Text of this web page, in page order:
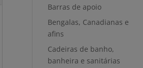
Barras de apoio
Bengalas, Canadianas e
afins
Cadeiras de banho,
banheira e sanitárias